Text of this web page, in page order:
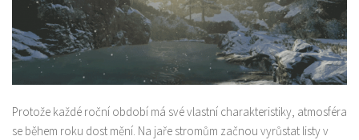
Protože každé roční období má své vlastní charakteristiky, atmosféra
se během roku dost mění. Na jaře stromům začnou vyrůstat listy v